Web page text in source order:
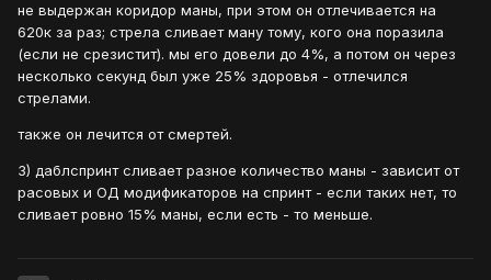
не выдержан коридор маны, при этом он отлечивается на
620к за раз; стрела сливает ману тому, кого она поразила
(если не срезистит). мы его довели до 4%, а потом он через
несколько секунд был уже 25% здоровья - отлечился
стрелами.
также он лечится от смертей.
3) даблспринт сливает разное количество маны - зависит от
расовых и ОД модификаторов на спринт - если таких нет, то
сливает ровно 15% маны, если есть - то меньше.